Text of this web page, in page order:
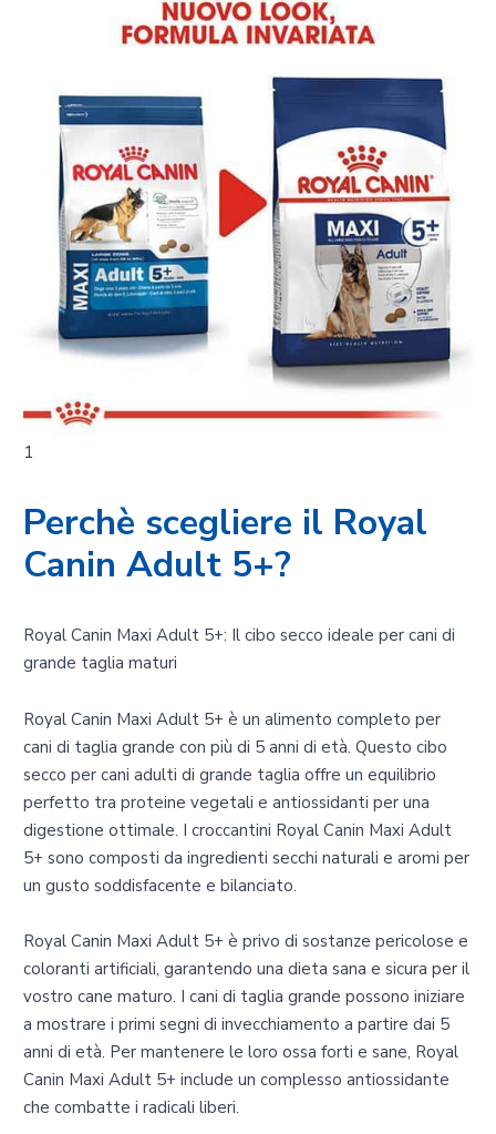
1
Perchè scegliere il Royal
Canin Adult 5+?
Royal Canin Maxi Adult 5+: Il cibo secco ideale per cani di
grande taglia maturi
Royal Canin Maxi Adult 5+ è un alimento completo per
cani di taglia grande con più di 5 anni di età. Questo cibo
secco per cani adulti di grande taglia offre un equilibrio
perfetto tra proteine vegetali e antiossidanti per una
digestione ottimale. I croccantini Royal Canin Maxi Adult
5+ sono composti da ingredienti secchi naturali e aromi per
un gusto soddisfacente e bilanciato.
Royal Canin Maxi Adult 5+ è privo di sostanze pericolose e
coloranti artificiali, garantendo una dieta sana e sicura per il
vostro cane maturo. I cani di taglia grande possono iniziare
a mostrare i primi segni di invecchiamento a partire dai 5
anni di età. Per mantenere le loro ossa forti e sane, Royal
Canin Maxi Adult 5+ include un complesso antiossidante
che combatte i radicali liberi.